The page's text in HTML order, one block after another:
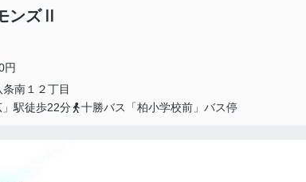
ンズⅡ
円
条南 １２丁目
駅徒歩22分
十勝バス「柏小学校前」バス停